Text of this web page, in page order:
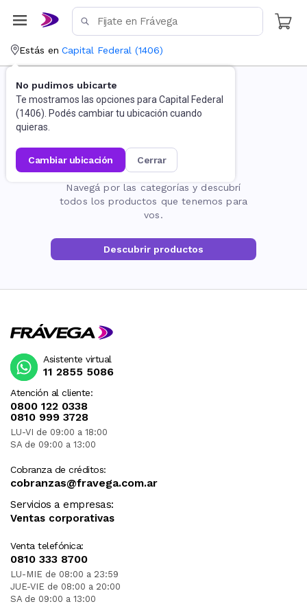
Estás en Capital Federal (1406)
No pudimos ubicarte
Te mostramos las opciones para Capital Federal
(1406). Podés cambiar tu ubicación cuando
quieras.
cambiar ubicación cerrar
La página no existe
Navegá por las categorías y descubrí
todos los productos que tenemos para
vos.
Descubrir productos
Atención al cliente:
0800 122 0338
0810 999 3728
LU-VI de 09:00 a 18:00
SA de 09:00 a 13:00
Cobranza de créditos:
cobranzas@fravega.com.ar
Servicios a empresas:
Ventas corporativas
Venta telefónica:
0810 333 8700
LU-MIE de 08:00 a 23:59
JUE-VIE de 08:00 a 20:00
SA de 09:00 a 13:00
Asistente virtual
11 2855 5086